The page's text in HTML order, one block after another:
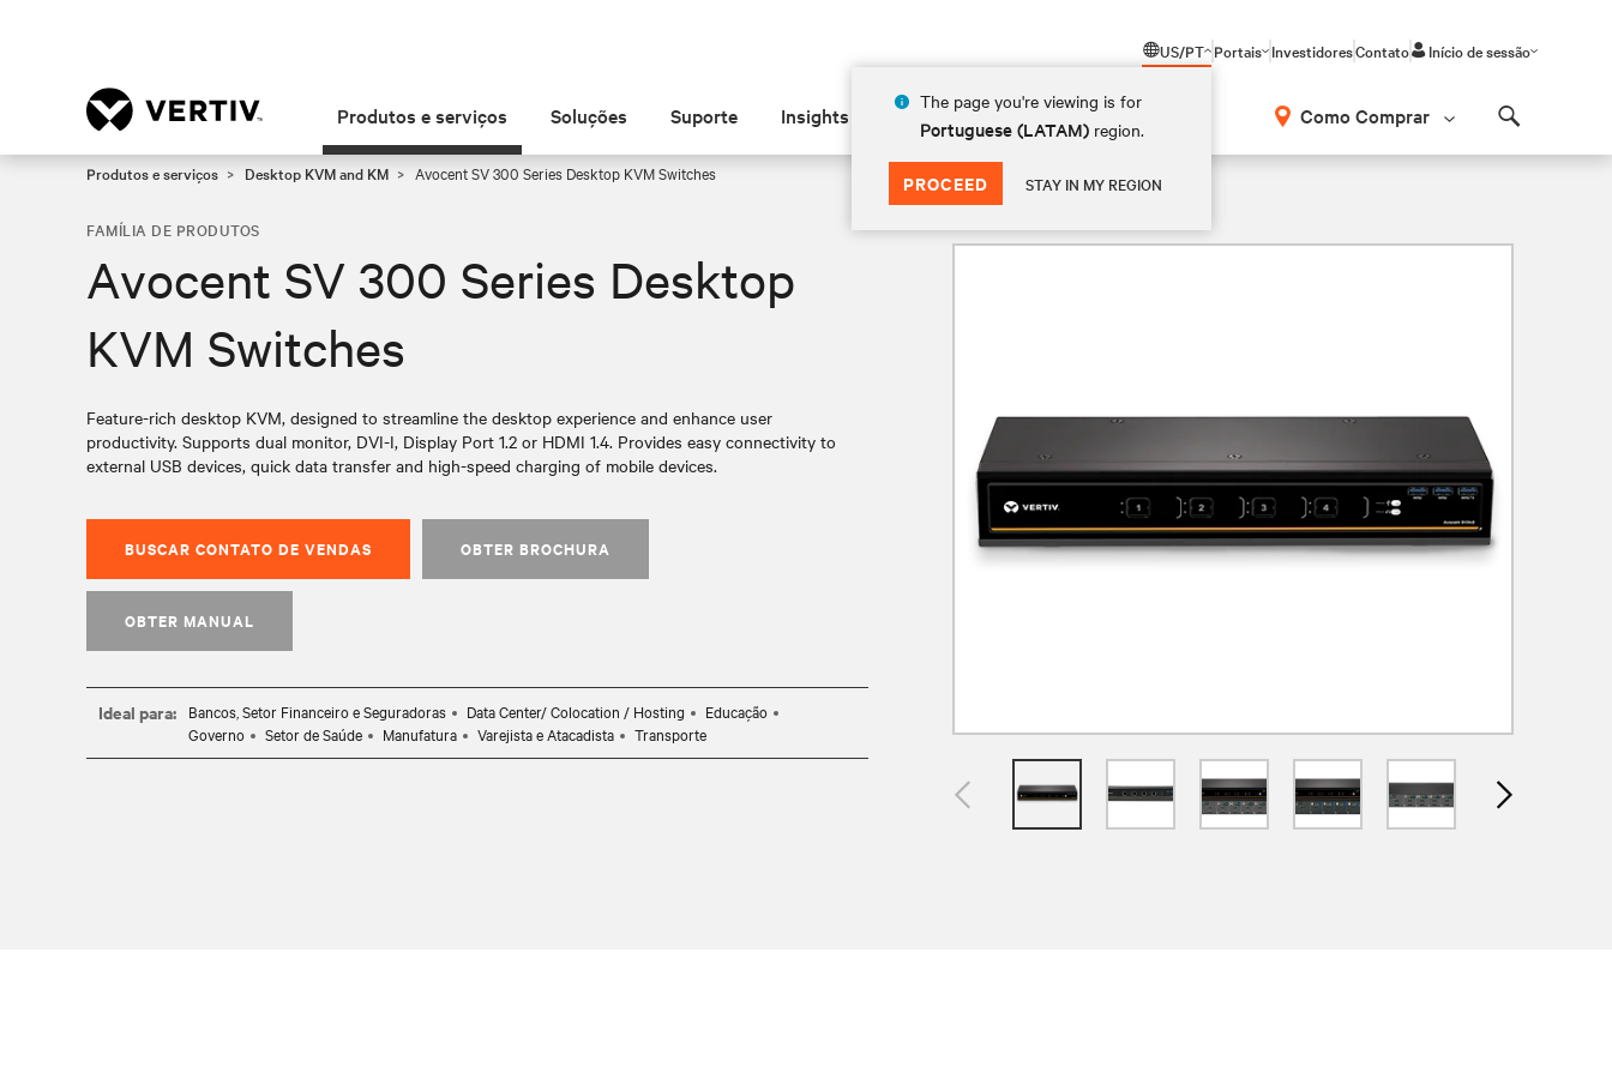
US/PT
The page you're viewing is for
Portuguese (LATAM) region.
PROCEED STAY IN MY REGION
Portais InvestidoresContato Início de sessão
Produtos e serviços Soluções Suporte Insights Sobre Como Comprar
Produtos e serviços Desktop KVM and KM Avocent SV 300 Series Desktop KVM Switches
FAMÍLIA DE PRODUTOS
Avocent SV 300 Series Desktop
KVM Switches
Feature-rich desktop KVM, designed to streamline the desktop experience and enhance user
productivity. Supports dual monitor, DVI-I, Display Port 1.2 or HDMI 1.4. Provides easy connectivity to
external USB devices, quick data transfer and high-speed charging of mobile devices.
BUSCAR CONTATO DE VENDAS OBTER BROCHURA
OBTER MANUAL
Ideal para: Bancos, Setor Financeiro e Seguradoras Data Center/ Colocation / Hosting
Educação
Governo
Setor de Saúde Manufatura Varejista e Atacadista Transporte